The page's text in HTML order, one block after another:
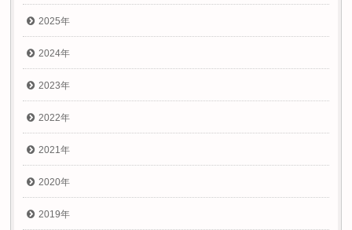
2025年
2024年
2023年
2022年
2021年
2020年
2019年